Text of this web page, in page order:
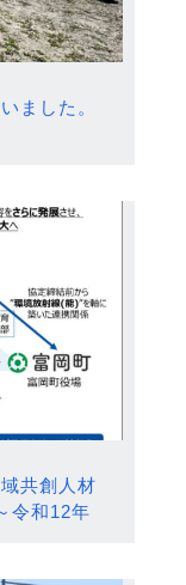
ました。
共創人材
令和12年